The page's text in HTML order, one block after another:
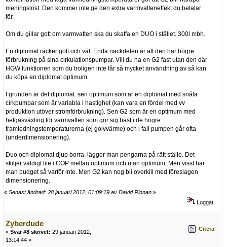
meningslöst. Den kommer inte ge den extra varmvatteneffekt du betalar
för.
Om du gillar gott om varmvatten ska du skaffa en DUO i stället. 300l mbh.
En diplomat räcker gott och väl. Enda nackdelen är att den har högre
förbrukning på sina cirkulationspumpar. Vill du ha en G2 fast utan den där
HGW funktionen som du troligen inte får så mycket användning av så kan
du köpa en diplomat optimum.
I grunden är det diplomat. sen optimum som är en diplomat med snåla
cirkpumpar som är variabla i hastighet (kan vara en fördel med vv
produktion utöver strömförbrukning). Sen G2 som är en optimum med
hetgasväxling för varmvatten som gör sig bäst i de högre
framledningstemperaturerna (ej golvvärme) och i fall pumpen går ofta
(underdimensionering).
Duo och diplomat djup borra. lägger man pengarna på rätt ställe. Det
skiljer väldigt lite i COP mellan optimum och utan optimum. Men visst har
man budget så varför inte. Men G2 kan nog bli overkill med föreslagen
dimensionering.
« Senast ändrad: 28 januari 2012, 01:09:19 av David Rinnan »
Loggat
Zyberdude
« Svar #8 skrivet: 29 januari 2012,
13:14:44 »
Citera